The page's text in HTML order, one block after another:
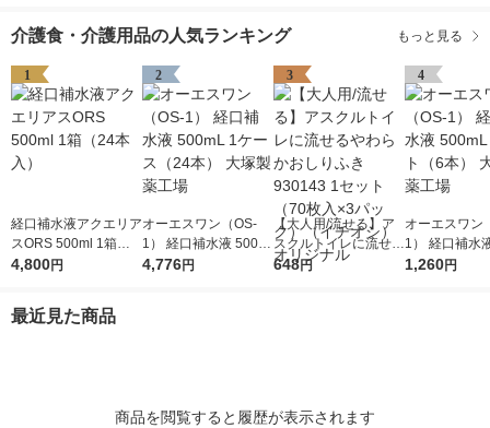
介護食・介護用品の人気ランキング もっと見る
1
経口補水液アクエリア
スORS 500ml 1箱（2
4本入）
4,800円
2
オーエスワン（OS-
1） 経口補水液 500m
L 1ケース（24本） 大
4,776円
3
【大人用/流せる】ア
スクルトイレに流せる
やわらかおしりふき 9
648円
4
オーエスワン
1） 経口補水
L 1セット（6
1,260円
最近見た商品
商品を閲覧すると履歴が表示されます